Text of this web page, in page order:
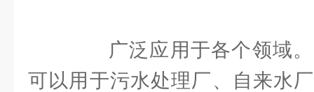
广泛应用于各个领域。
可以用于污水处理厂、自来水